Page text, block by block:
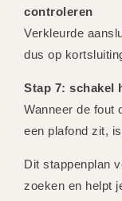
controleren
Verkleurde
dus op
Stap 7: schakel
Wanneer de fout
een plafond zit,
Dit stappenplan
zoeken en helpt